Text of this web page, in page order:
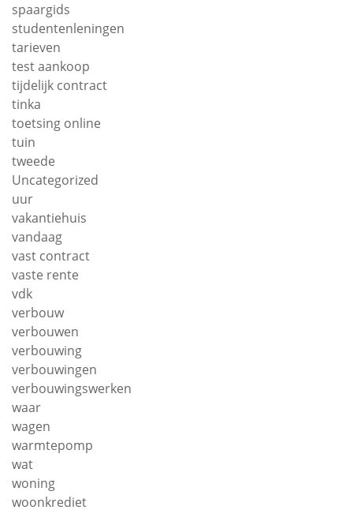
spaargids
studentenleningen
tarieven
test aankoop
tijdelijk contract
tinka
toetsing online
tuin
tweede
Uncategorized
uur
vakantiehuis
vandaag
vast contract
vaste rente
vdk
verbouw
verbouwen
verbouwing
verbouwingen
verbouwingswerken
waar
wagen
warmtepomp
wat
woning
woonkrediet